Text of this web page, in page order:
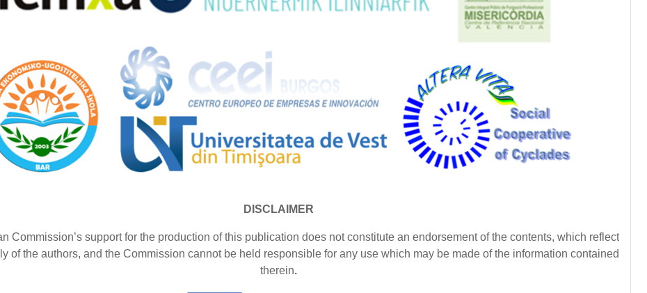
DISCLAIMER
Commission’s support for the production of this publication does not constitute an endorsement of the contents, which reflect
of the authors, and the Commission cannot be held responsible for any use which may be made of the information contained
therein.